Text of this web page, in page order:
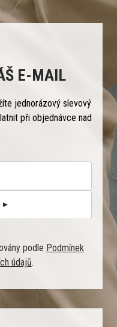
E-MAIL
jednorázový slevový
při objednávce nad
podle Podmínek
údajů.